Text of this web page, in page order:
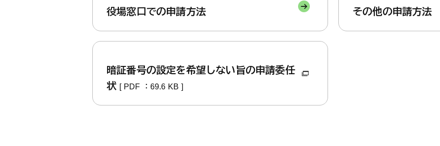
役場窓口での申請方法 その他の申請方法
暗証番号の設定を希望しない旨の申請委任
状 [ PDF ：69.6 KB ]